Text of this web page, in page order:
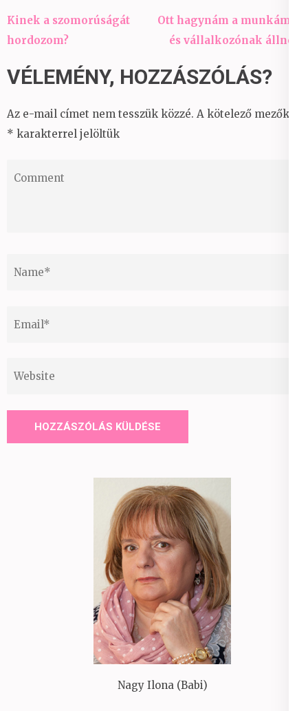
Bejegyzés
navigáció
Kinek a szomorúságát
hordozom?
Ott hagynám a munkámat
és vállalkozónak állnék
VÉLEMÉNY, HOZZÁSZÓLÁS?
Az e-mail címet nem tesszük közzé. A kötelező mezőket
* karakterrel jelöltük
Nagy Ilona (Babi)